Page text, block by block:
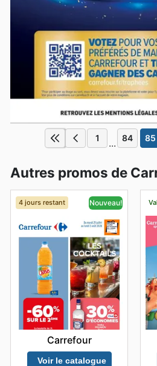
1 ... 84 85
Autres promos de
4 jours restant Nouveau!
Carrefour
Voir le catalogue